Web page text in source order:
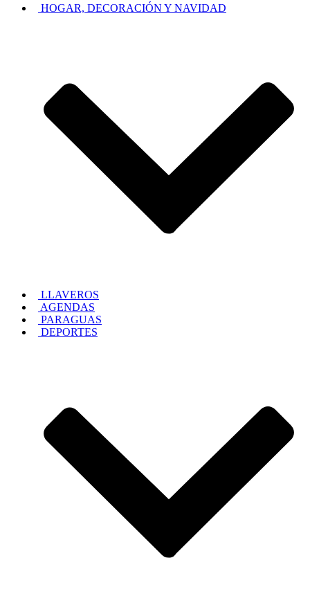
HOGAR, DECORACIÓN Y NAVIDAD
LLAVEROS
AGENDAS
PARAGUAS
DEPORTES